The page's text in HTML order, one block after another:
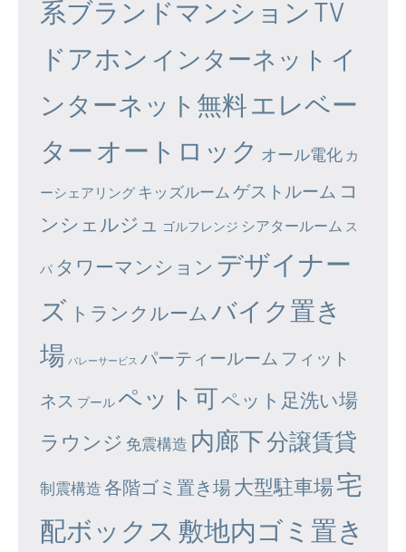
系ブランドマンション TV
ドアホン インターネット イ
ンターネット無料エレベー
ター オートロック オール電化 カ
ーシェアリング キッズルーム ゲストルーム コ
ンシェルジュ
ゴルフレンジ シアタールーム ス
パ タワーマンション デザイナー
ズ トランクルーム バイク置き
場 バレーサービス パーティールーム フィット
ネス プール ペット可ペット足洗い場
ラウンジ 免震構造 内廊下分譲賃貸
制震構造 各階ゴミ置き場大型駐車場宅
配ボックス 敷地内ゴミ置き